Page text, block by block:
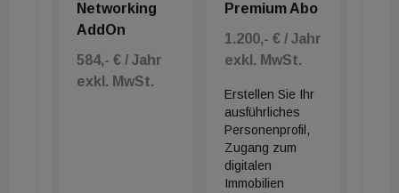
Networking
AddOn
584,- € / Jahr
exkl. MwSt.
Premium Abo
1.200,- € / Jahr
exkl. MwSt.
Erstellen Sie Ihr
ausführliches
Personenprofil,
Zugang zum
digitalen
Immobilien